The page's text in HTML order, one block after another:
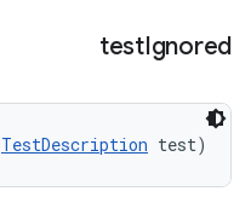
testIgnored
TestDescription test)